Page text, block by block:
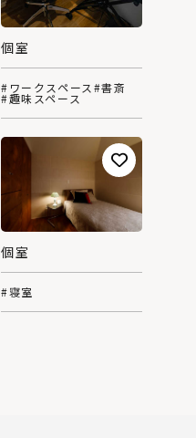
個室
#ワークスペース#書斎
#趣味スペース
個室
#寝室